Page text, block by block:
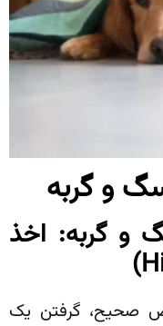
و گربه
و گربه: اخذ
صحیح، گرفتن یک